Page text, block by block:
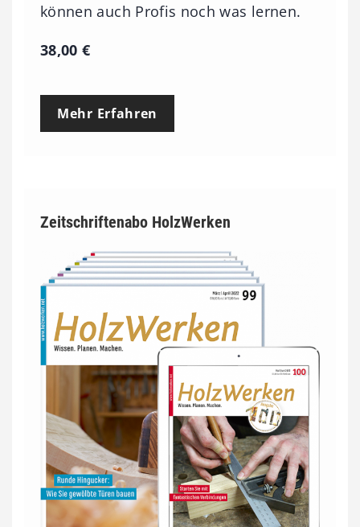
können auch Profis noch was lernen.
38,00€
Mehr Erfahren
Zeitschriftenabo HolzWerken